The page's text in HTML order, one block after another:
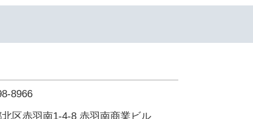
8966
区赤羽南1-4-8 赤羽南商業ビル